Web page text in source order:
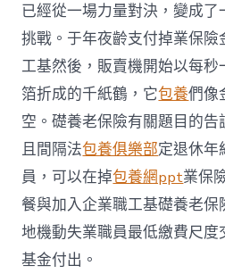
已經從一場力量對決，變成
挑戰。于年夜齡支付掉業保
工基然後，販賣機開始以每
箔折成的千紙鶴，它包養們像
空。礎養老保險有關題目的
且間隔法包養俱樂部定退休年
員，可以在掉包養網ppt業保
餐與加入企業職工基礎養老
地機動失業職員最低繳費尺
基金付出。